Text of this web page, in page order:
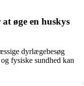
øge en huskys
dyrlægebesøg
fysiske sundhed kan